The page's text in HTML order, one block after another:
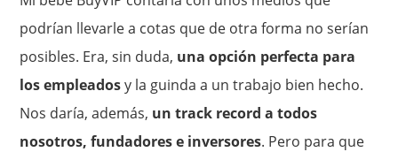
podrían llevarle a cotas que de otra forma no serían
posibles. Era, sin duda, una opción perfecta para
los empleadosy la guinda a un trabajo bien hecho.
Nos daría, además, un track record a todos
nosotros, fundadores e inversores. Pero para que